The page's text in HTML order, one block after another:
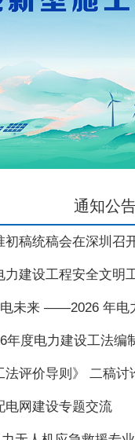
通知公
初稿统稿会在深圳召
电网建设专题交流